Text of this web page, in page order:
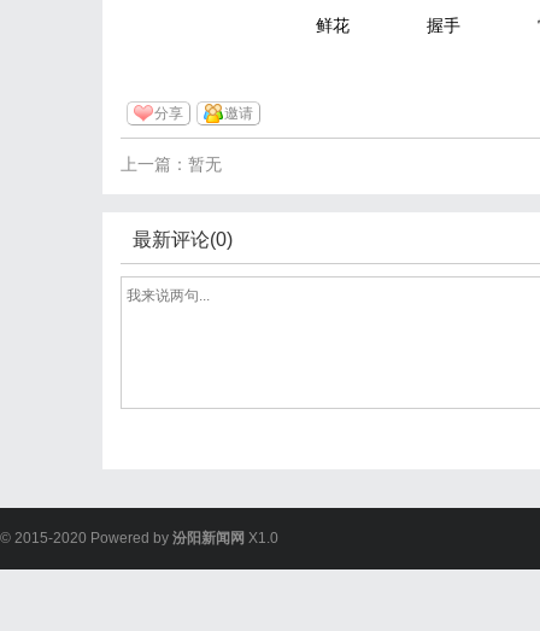
鲜花 握手
分享 邀请
上一篇：暂无
最新评论(0)
© 2015-2020 Powered by 汾阳新闻网 X1.0